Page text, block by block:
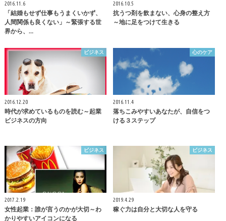
2016.11.6
「結婚もせず仕事もうまくいかず、
人間関係も良くない」～緊張する世
界から、…
2016.10.5
抗うつ剤を飲まない、心身の整え方
～地に足をつけて生きる
ビジネス
2016.12.20
時代が求めているものを読む～起業
ビジネスの方向
心のケア
2016.11.4
落ちこみやすいあなたが、自信をつ
ける３ステップ
ビジネス
2017.2.19
女性起業：誰が言うのかが大切～わ
かりやすいアイコンになる
ビジネス
2019.4.29
稼ぐ力は自分と大切な人を守る